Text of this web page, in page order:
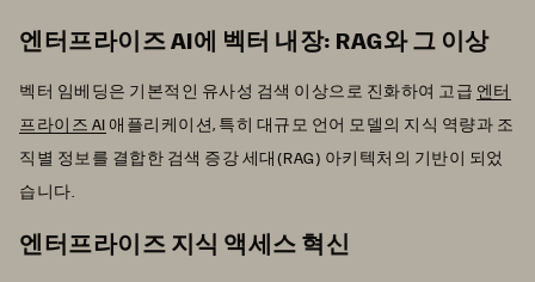
엔터프라이즈 AI에 벡터 내장: RAG와 그 이상
벡터 임베딩은 기본적인 유사성 검색 이상으로 진화하여 고급 엔터
프라이즈 AI애플리케이션, 특히 대규모 언어 모델의 지식 역량과 조
직별 정보를 결합한 검색 증강 세대(RAG) 아키텍처의 기반이 되었
습니다.
엔터프라이즈 지식 액세스 혁신